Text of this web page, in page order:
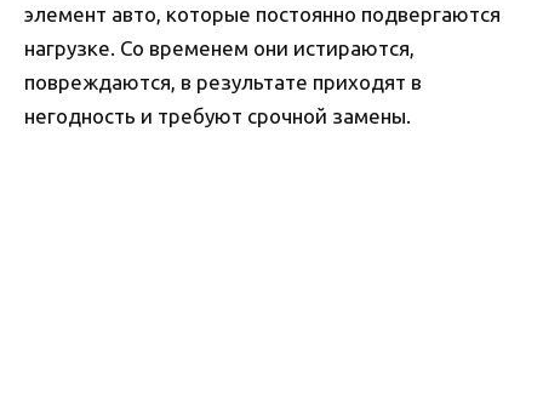
элемент авто, которые постоянно подвергаются
нагрузке. Со временем они истираются,
повреждаются, в результате приходят в
негодность и требуют срочной замены.